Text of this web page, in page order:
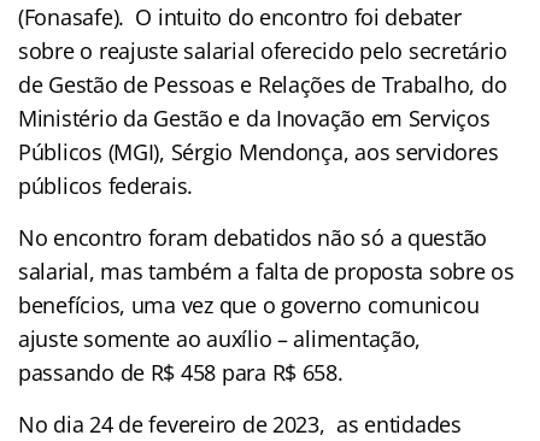
(Fonasafe). O intuito do encontro foi debater
sobre o reajuste salarial oferecido pelo secretário
de Gestão de Pessoas e Relações de Trabalho, do
Ministério da Gestão e da Inovação em Serviços
Públicos (MGI), Sérgio Mendonça, aos servidores
públicos federais.
No encontro foram debatidos não só a questão
salarial, mas também a falta de proposta sobre os
benefícios, uma vez que o governo comunicou
ajuste somente ao auxílio – alimentação,
passando de R$ 458 para R$ 658.
No dia 24 de fevereiro de 2023, as entidades